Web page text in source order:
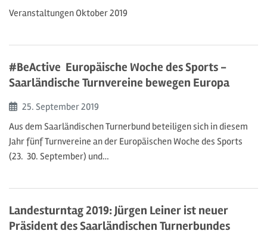
Veranstaltungen Oktober 2019
#BeActive  Europäische Woche des Sports -
Saarländische Turnvereine bewegen Europa
Beginn:
25. September2019
Aus dem Saarländischen Turnerbund beteiligen sich in diesem
Jahr fünf Turnvereine an der Europäischen Woche des Sports
(23.  30. September) und…
Landesturntag 2019: Jürgen Leiner ist neuer
Präsident des Saarländischen Turnerbundes